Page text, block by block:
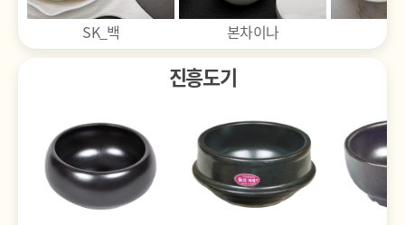
대표적인 분류를 나열한 것입니다. 필요한 품목은 요청해 주세요.
소집기류도 취급합니다. 원하시는 품목 있을 시, 요청해 주세요.
제작된 그릇은 제작품 특성상 교환·환불 불가능합니다.
상품 사이즈는 계측하는 방법에 따라 약간의 오차가 있을 수
있습니다. 해당 사항으로 인한 반품 및 교환은 불가합니다.
A/S 등 상품 관련 문의는 제조사 정책에 따릅니다.
견적서 받으신 카카오톡(황학동온라인)으로 전화 및 메세지
보내주시기 바랍니다. 경우에 따라 상품 상태 등 사진을 요청드릴 수
있습니다.
상품 개봉 및 상품 가치 훼손, 반송 시, 고객님의 포장상태 미비로
인해 제품이 파손된 경우 교환 및 반품이 불가능합니다.
고객 변심에 의한 교환 및 반품은 고객께서 배송비를 부담하셔야
합니다.(제품의 하자, 배송 오류는 제외)
고온 반복 건조 시, 변형 및 금, 균열 생길 수 있습니다.
그릇의 세부 특성에 따라, 취급 방법이 달라질 수 있습니다.
세척기 사용 시, 전용 세제를 사용해 주세요.
로고 인쇄(각인) 여부는 업체에 문의 후 확정 가능합니다. 로고
인쇄가 필요하신 분은 미리 말씀해 주세요.
제작된 그릇은 제작품 특성상 교환·환불 불가능합니다.
A/S 등 상품 관련 문의는 제조사 정책에 따릅니다.
본차이나 뷰티
진흥도기